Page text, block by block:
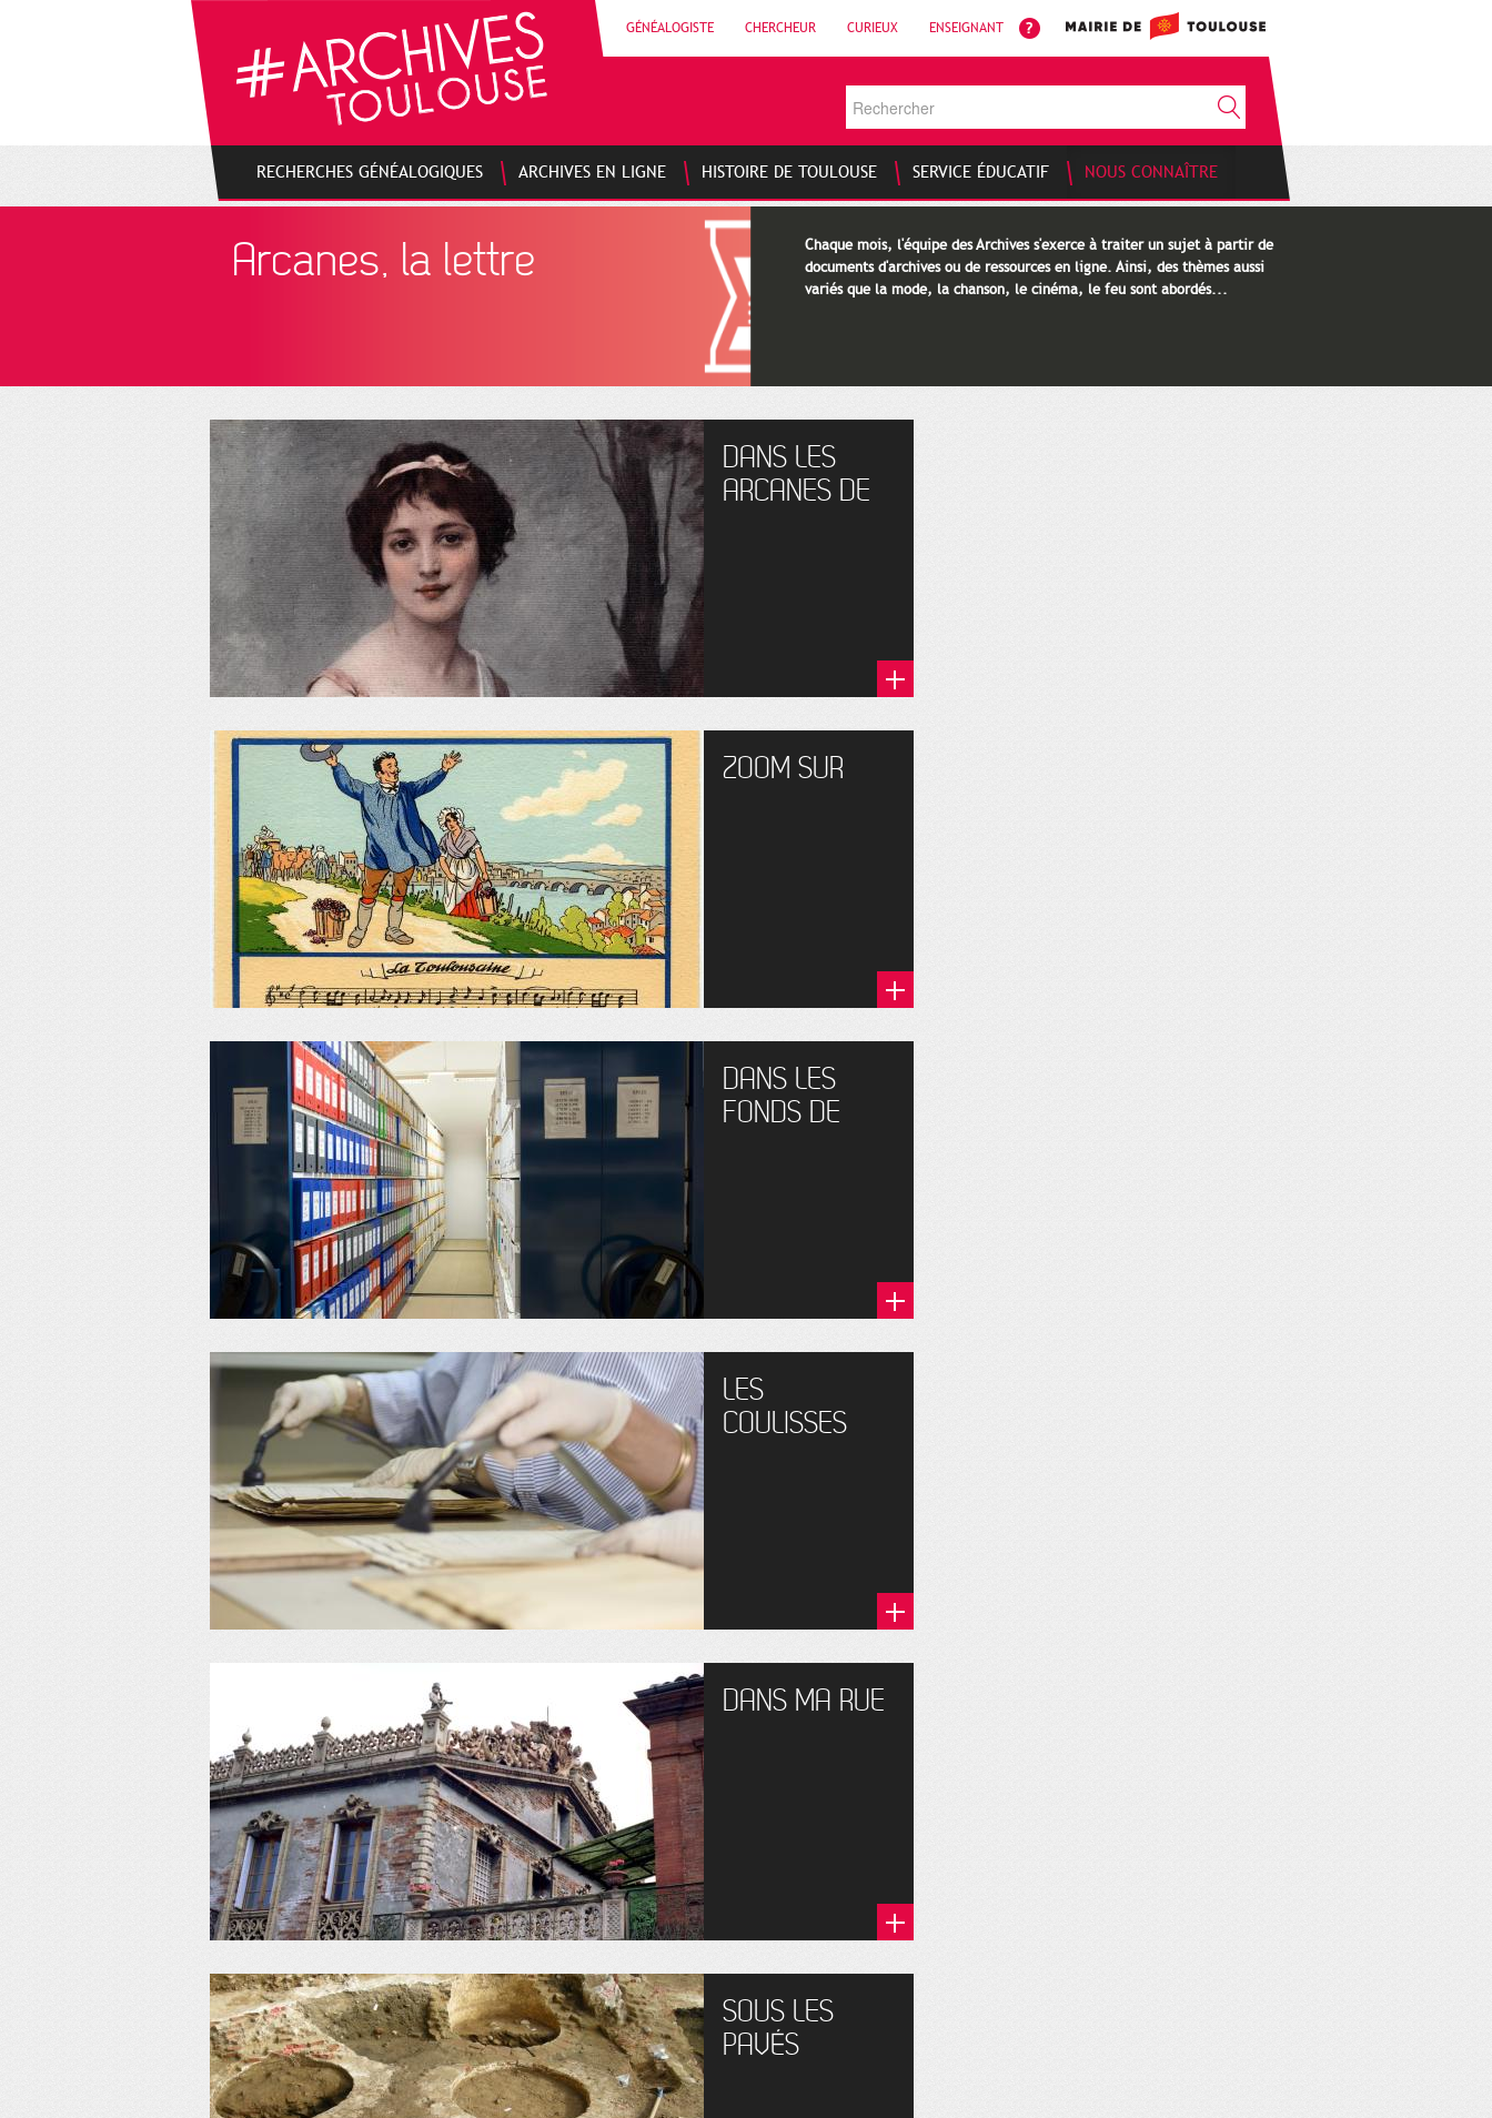
GÉNÉALOGISTE CHERCHEUR CURIEUX ENSEIGNANT
RECHERCHES GÉNÉALOGIQUES ARCHIVES EN LIGNE HISTOIRE DE TOULOUSE SERVICE ÉDUCATIF NOUS CONNAÎTRE
Arcanes, la lettre
Chaque mois, l'équipe des Archives s'exerce à traiter un sujet à partir de
documents d'archives ou de ressources en ligne. Ainsi, des thèmes aussi
variés que la mode, la chanson, le cinéma, le feu sont abordés...
DANS LES
ARCANES DE
ZOOM SUR
DANS LES
FONDS DE
LES
COULISSES
DANS MA RUE
SOUS LES
PAVÉS
Gestion de vos préférences sur les cookies